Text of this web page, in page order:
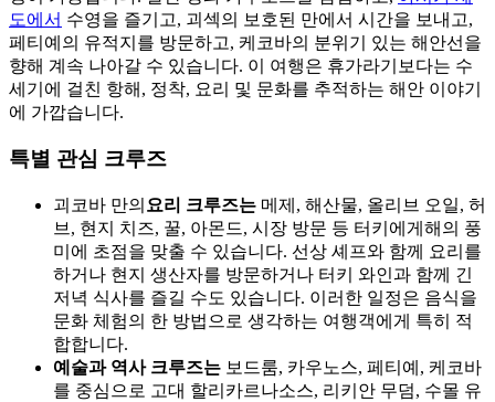
도에서 수영을 즐기고, 괴섹의 보호된 만에서 시간을 보내고,
페티예의 유적지를 방문하고, 케코바의 분위기 있는 해안선을
향해 계속 나아갈 수 있습니다. 이 여행은 휴가라기보다는 수
세기에 걸친 항해, 정착, 요리 및 문화를 추적하는 해안 이야기
에 가깝습니다.
특별 관심 크루즈
괴코바 만의 요리 크루즈는 메제, 해산물, 올리브 오일, 허
브, 현지 치즈, 꿀, 아몬드, 시장 방문 등 터키에게해의 풍
미에 초점을 맞출 수 있습니다. 선상 셰프와 함께 요리를
하거나 현지 생산자를 방문하거나 터키 와인과 함께 긴
저녁 식사를 즐길 수도 있습니다. 이러한 일정은 음식을
문화 체험의 한 방법으로 생각하는 여행객에게 특히 적
합합니다.
예술과 역사 크루즈는 보드룸, 카우노스, 페티예, 케코바
를 중심으로 고대 할리카르나소스, 리키안 무덤, 수몰 유